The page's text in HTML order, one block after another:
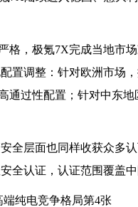
，极氪7X完成当地市
置调整：针对欧洲市场
通过性配置；针对中东
全层面也同样收获众多
全认证，认证范围覆盖中